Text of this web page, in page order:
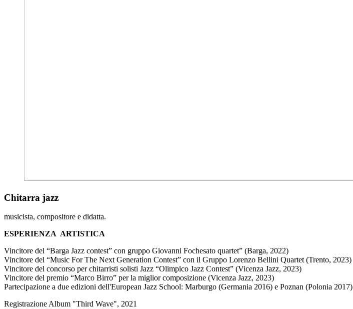
Chitarra jazz
musicista, compositore e didatta.
ESPERIENZA ARTISTICA
Vincitore del “Barga Jazz contest” con gruppo Giovanni Fochesato quartet” (Barga, 2022)
Vincitore del “Music For The Next Generation Contest” con il Gruppo Lorenzo Bellini Quartet (Trento, 2023)
Vincitore del concorso per chitarristi solisti Jazz “Olimpico Jazz Contest” (Vicenza Jazz, 2023)
Vincitore del premio “Marco Birro” per la miglior composizione (Vicenza Jazz, 2023)
Partecipazione a due edizioni dell'European Jazz School: Marburgo (Germania 2016) e Poznan (Polonia 2017)
Registrazione Album "Third Wave", 2021